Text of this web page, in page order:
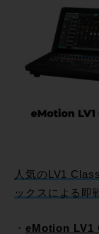
人気のLV1
ックスによる即
・ eMotion LV1